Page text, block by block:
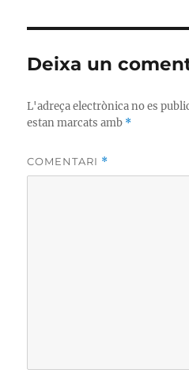
Deixa un
L'adreça electrònica no es
estan marcats amb *
COMENTARI *